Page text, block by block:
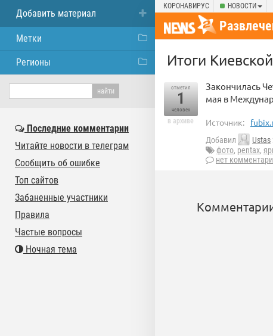
КОРОНАВИРУС НОВОСТИ
Итоги
отметил
1
человек
в архиве
Закончилась
мая в
Источник:
Добавил Ustas
фото, pentax,
нет
Добавить материал
Метки
Регионы
Последние комментарии
Читайте новости в телеграм
Сообщить об ошибке
Топ сайтов
Забаненные участники
Правила
Частые вопросы
Ночная тема